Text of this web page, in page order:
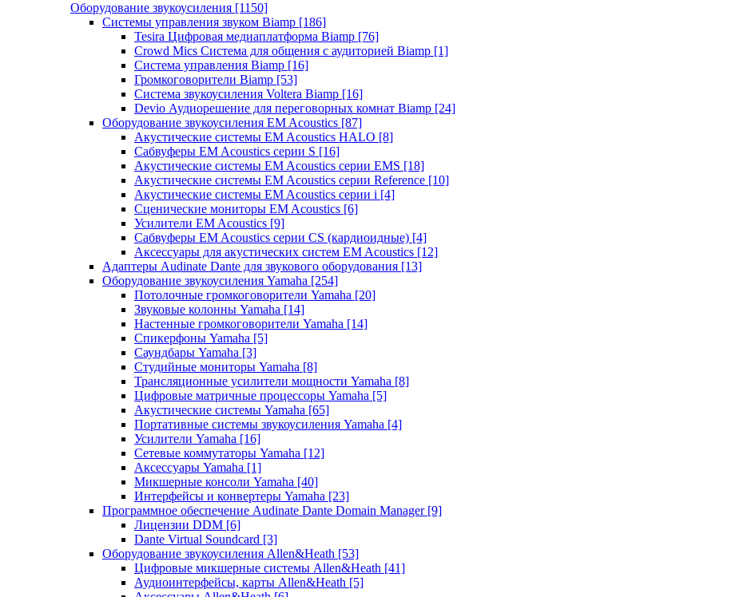
Оборудование звукоусиления [1150]
Системы управления звуком Biamp [186]
Tesira Цифровая медиаплатформа Biamp [76]
Crowd Mics Система для общения с аудиторией Biamp [1]
Система управления Biamp [16]
Громкоговорители Biamp [53]
Система звукоусиления Voltera Biamp [16]
Devio Аудиорешение для переговорных комнат Biamp [24]
Оборудование звукоусиления EM Acoustics [87]
Акустические системы EM Acoustics HALO [8]
Сабвуферы EM Acoustics серии S [16]
Акустические системы EM Acoustics серии EMS [18]
Акустические системы EM Acoustics серии Reference [10]
Акустические системы EM Acoustics серии i [4]
Сценические мониторы EM Acoustics [6]
Усилители EM Acoustics [9]
Сабвуферы EM Acoustics серии CS (кардиоидные) [4]
Аксессуары для акустических систем EM Acoustics [12]
Адаптеры Audinate Dante для звукового оборудования [13]
Оборудование звукоусиления Yamaha [254]
Потолочные громкоговорители Yamaha [20]
Звуковые колонны Yamaha [14]
Настенные громкоговорители Yamaha [14]
Спикерфоны Yamaha [5]
Саундбары Yamaha [3]
Студийные мониторы Yamaha [8]
Трансляционные усилители мощности Yamaha [8]
Цифровые матричные процессоры Yamaha [5]
Акустические системы Yamaha [65]
Портативные системы звукоусиления Yamaha [4]
Усилители Yamaha [16]
Сетевые коммутаторы Yamaha [12]
Аксессуары Yamaha [1]
Микшерные консоли Yamaha [40]
Интерфейсы и конвертеры Yamaha [23]
Программное обеспечение Audinate Dante Domain Manager [9]
Лицензии DDM [6]
Dante Virtual Soundcard [3]
Оборудование звукоусиления Allen&Heath [53]
Цифровые микшерные системы Allen&Heath [41]
Аудиоинтерфейсы, карты Allen&Heath [5]